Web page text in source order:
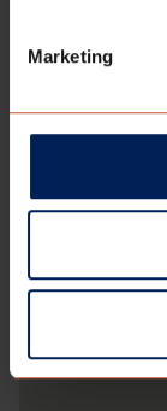
Marketing